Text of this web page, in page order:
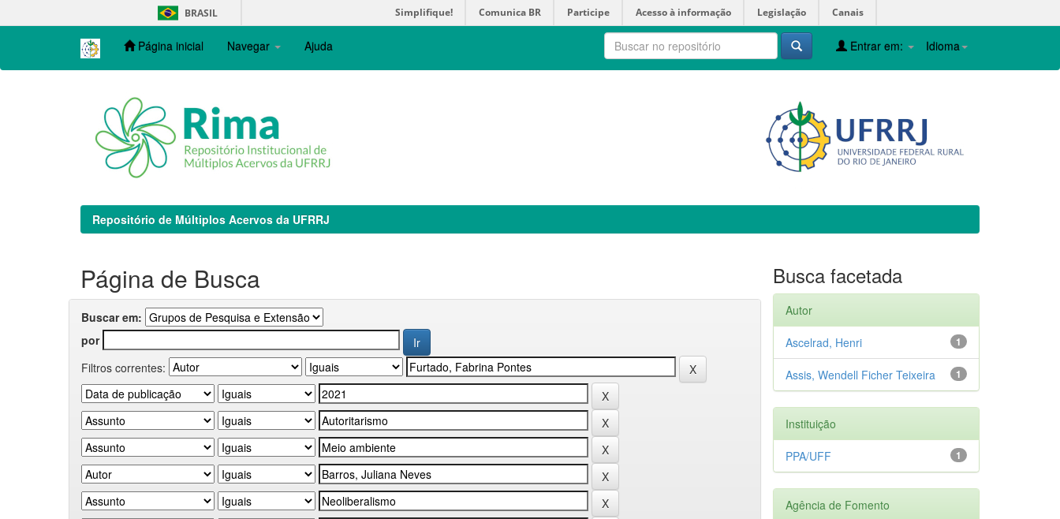
navigation
BRASIL Simplifique! Comunica BR Participe Acesso à informação Legislação Canais
Página inicial Navegar Ajuda Idioma
Entrar em:
Repositório de Múltiplos Acervos da UFRRJ
Página de Busca
Buscar em:
por
Filtros correntes:
Busca facetada
Autor
1
Ascelrad, Henri
1
Assis, Wendell Ficher Teixeira
Instituição
1
PPA/UFF
Agência de Fomento